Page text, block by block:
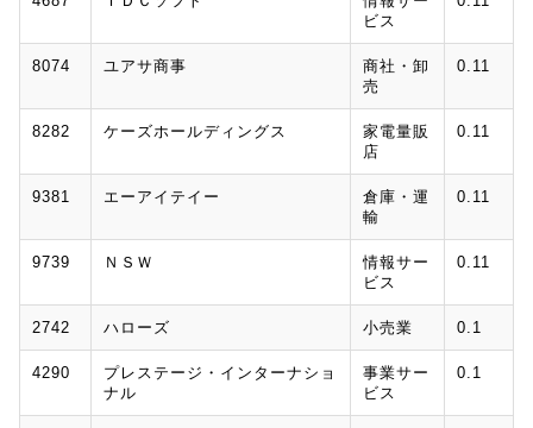
ビス
8074 ユアサ商事
商社・卸
売
0.11
8282 ケーズホールディングス
家電量販
店
0.11
9381 エーアイテイー
倉庫・運
輸
0.11
9739 ＮＳＷ
情報サー
ビス
0.11
2742 ハローズ 小売業 0.1
4290
プレステージ・インターナショ
ナル
事業サー
ビス
0.1